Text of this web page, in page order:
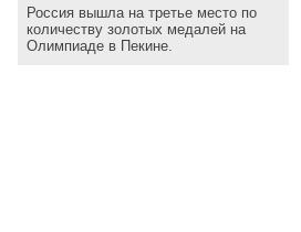
Россия вышла на третье место по
количеству золотых медалей на
Олимпиаде в Пекине.